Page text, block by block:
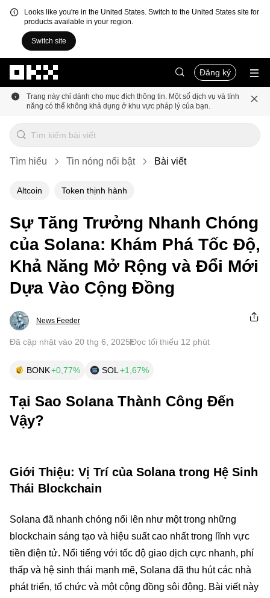
Looks like you're in the United States. Switch to the United States site for
products available in your region.
Switch site
Đăng ký
Trang này chỉ dành cho mục đích thông tin. Một số dịch vụ và tính
năng có thể không khả dụng ở khu vực pháp lý của bạn.
Tìm hiểu Tin nóng nổi bật Bài viết
Altcoin Token thịnh hành
Sự Tăng Trưởng Nhanh Chóng
của Solana: Khám Phá Tốc Độ,
Khả Năng Mở Rộng và Đổi Mới
Dựa Vào Cộng Đồng
News Feeder
Đã cập nhật vào 20 thg 6, 2025Đọc tối thiểu 12 phút
BONK+0,77% SOL +1,67%
Tại Sao Solana Thành Công Đến
Vậy?
Giới Thiệu: Vị Trí của Solana trong Hệ Sinh
Thái Blockchain
Solana đã nhanh chóng nổi lên như một trong những
blockchain sáng tạo và hiệu suất cao nhất trong lĩnh vực
tiền điện tử. Nổi tiếng với tốc độ giao dịch cực nhanh, phí
thấp và hệ sinh thái mạnh mẽ, Solana đã thu hút các nhà
phát triển, tổ chức và một cộng đồng sôi động. Bài viết này